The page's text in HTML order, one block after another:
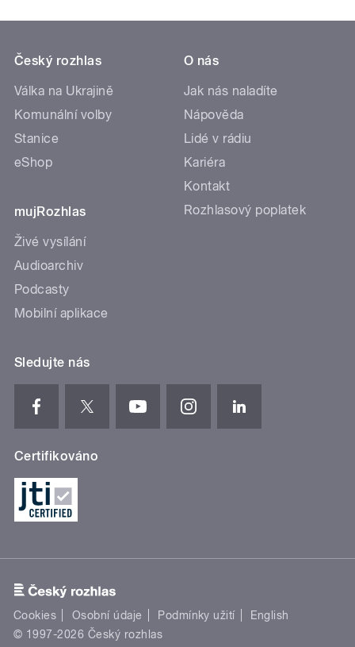
Český rozhlas
Válka na Ukrajině
Komunální volby
Stanice
eShop
mujRozhlas
Živé vysílání
Audioarchiv
Podcasty
Mobilní aplikace
O nás
Jak nás naladíte
Nápověda
Lidé v rádiu
Kariéra
Kontakt
Rozhlasový poplatek
Sledujte nás
Certifikováno
Cookies Osobní údaje Podmínky užití
English
© 1997-2026 Český rozhlas